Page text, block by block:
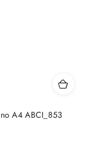
A4 ABCI_853